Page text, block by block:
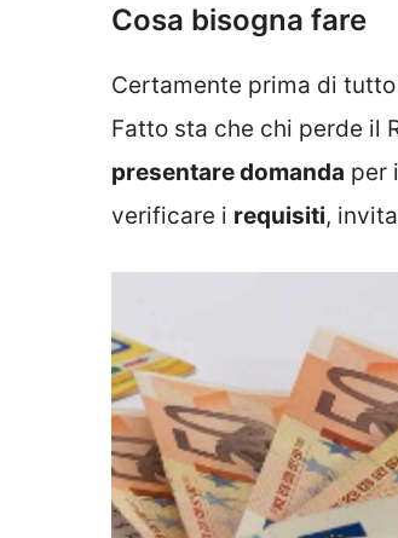
Cosa bisogna fare
Certamente prima di
Fatto sta che chi perde il
presentare domanda per
verificare i requisiti,